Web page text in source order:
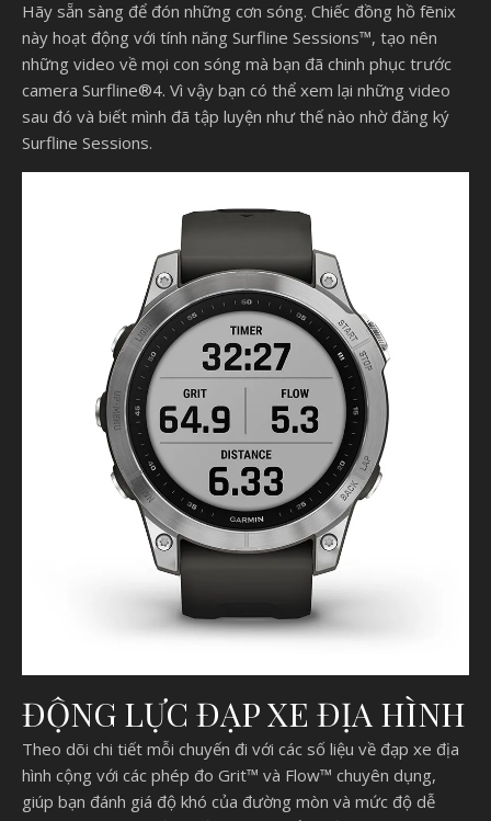
Hãy sẵn sàng để đón những cơn sóng. Chiếc đồng hồ fēnix
này hoạt động với tính năng Surfline Sessions™, tạo nên
những video về mọi con sóng mà bạn đã chinh phục trước
camera Surfline®4. Vì vậy bạn có thể xem lại những video
sau đó và biết mình đã tập luyện như thế nào nhờ đăng ký
Surfline Sessions.
ĐỘNG LỰC ĐẠP XE ĐỊA HÌNH
Theo dõi chi tiết mỗi chuyến đi với các số liệu về đạp xe địa
hình cộng với các phép đo Grit™ và Flow™ chuyên dụng,
giúp bạn đánh giá độ khó của đường mòn và mức độ dễ